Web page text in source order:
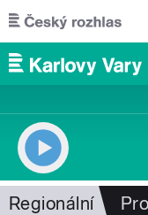
Přejít k hlavnímu
Regionální